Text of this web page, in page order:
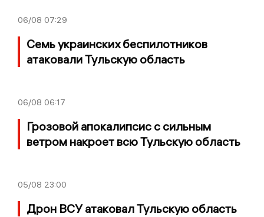
06/08 07:29
Семь украинских беспилотников
атаковали Тульскую область
06/08 06:17
Грозовой апокалипсис с сильным
ветром накроет всю Тульскую область
05/08 23:00
Дрон ВСУ атаковал Тульскую область